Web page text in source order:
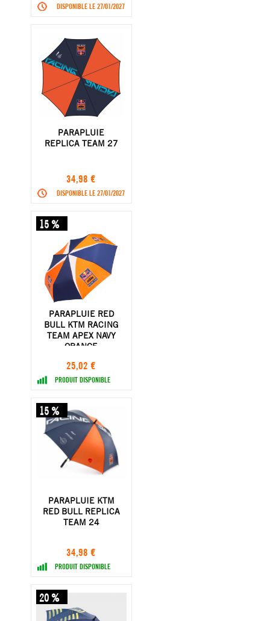
DISPONIBLE LE 27/01/2027
PARAPLUIE
REPLICA TEAM 27
34,98 €
DISPONIBLE LE 27/01/2027
15 %
PARAPLUIE RED
BULL KTM RACING
TEAM APEX NAVY
ORANGE
25,02 €
PRODUIT DISPONIBLE
15 %
PARAPLUIE KTM
RED BULL REPLICA
TEAM 24
34,98 €
PRODUIT DISPONIBLE
20 %